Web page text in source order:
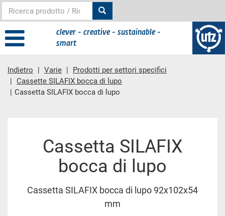
clever - creative - sustainable -
smart
Indietro Varie
Prodotti per settori specifici
Cassette SILAFIX bocca di lupo
Cassetta SILAFIX bocca di lupo
Cassetta SILAFIX
bocca di lupo
Cassetta SILAFIX bocca di lupo 92x102x54
mm